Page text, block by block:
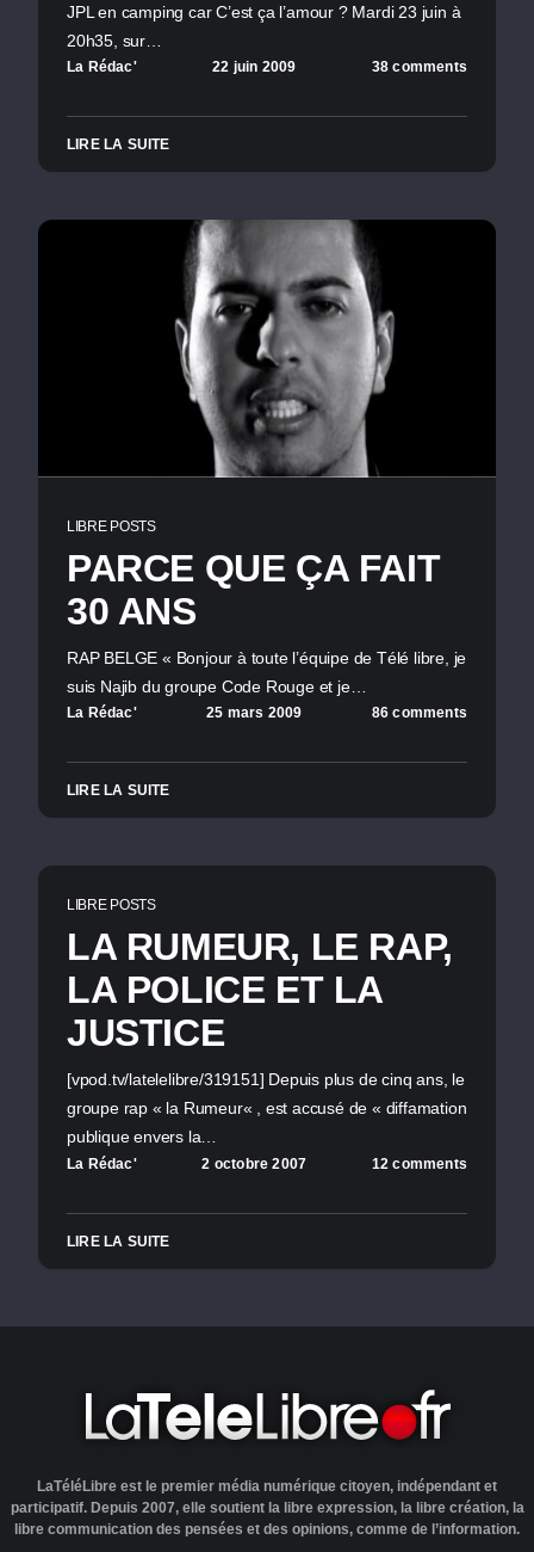
JPL en camping car C’est ça l’amour ? Mardi 23 juin à
20h35, sur…
La Rédac' 22 juin 2009 38 comments
LIRE LA SUITE
LIBRE POSTS
PARCE QUE ÇA FAIT
30 ANS
RAP BELGE « Bonjour à toute l’équipe de Télé libre, je
suis Najib du groupe Code Rouge et je…
La Rédac' 25 mars 2009 86 comments
LIRE LA SUITE
LIBRE POSTS
LA RUMEUR, LE RAP,
LA POLICE ET LA
JUSTICE
[vpod.tv/latelelibre/319151] Depuis plus de cinq ans, le
groupe rap « la Rumeur« , est accusé de « diffamation
publique envers la…
La Rédac' 2 octobre 2007 12 comments
LIRE LA SUITE
LaTéléLibre est le premier média numérique citoyen, indépendant et
participatif. Depuis 2007, elle soutient la libre expression, la libre création, la
libre communication des pensées et des opinions, comme de l’information.